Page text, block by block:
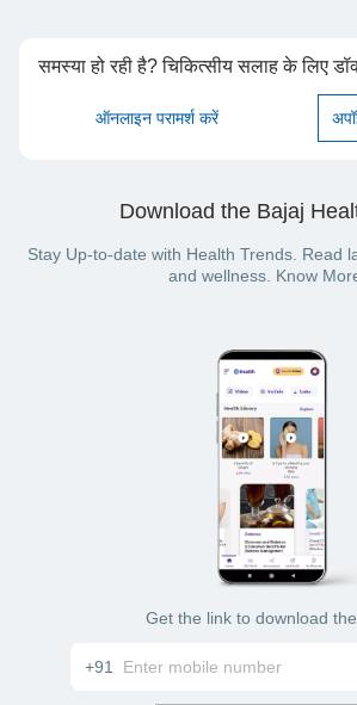
समस्या हो रही है? चिकित्सीय सलाह के लिए
ऑनलाइन परामर्श करें
Download the Bajaj
Stay Up-to-date with Health Trends. Read
and wellness. Know
Get the link to download
+91